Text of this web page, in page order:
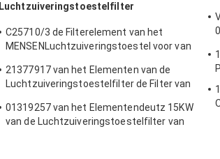
Luchtzuiveringstoestelfilter
C25710/3 de Filterelement van het
MENSENLuchtzuiveringstoestel voor van
Atlasschroef het Element van de de
Luchtfilter
21377917 van het Elementen van de
Luchtzuiveringstoestelfilter de Filter van
01319257 van het Elementendeutz 15KW
van de Luchtzuiveringstoestelfilter van